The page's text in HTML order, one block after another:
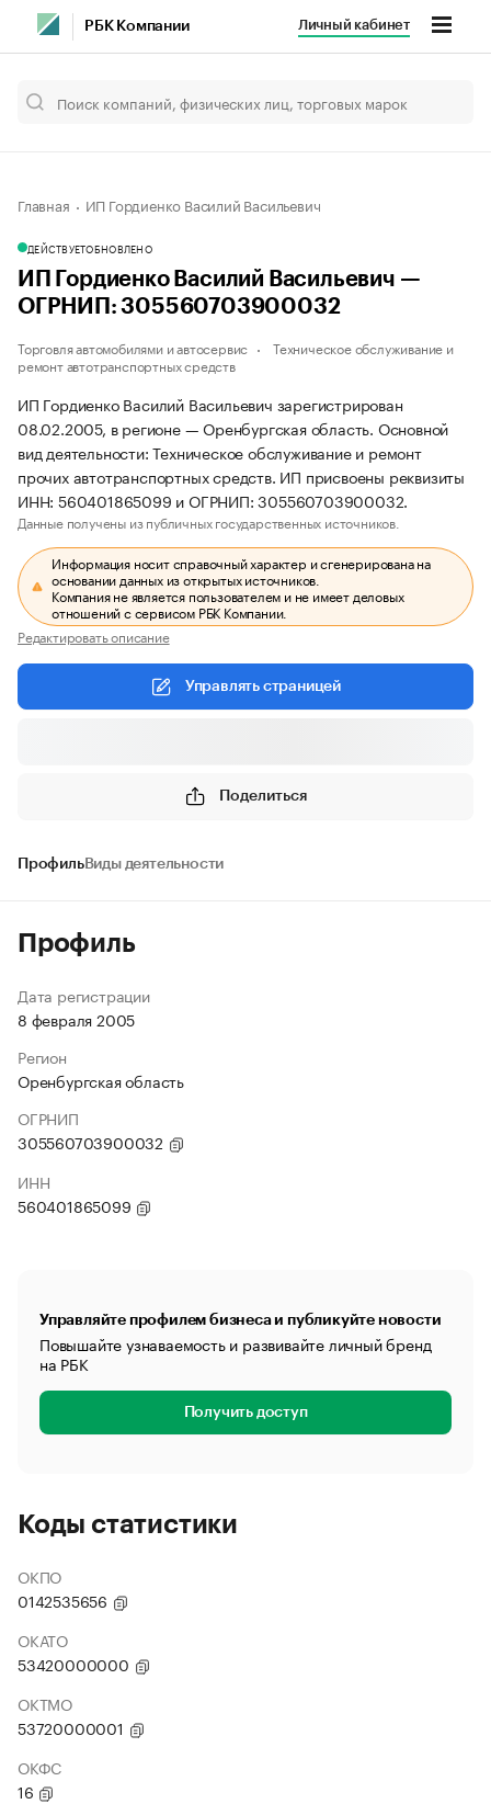
РБК Компании Личный кабинет
Главная ИП Гордиенко Василий Васильевич
ДЕЙСТВУЕТОБНОВЛЕНО
ИП Гордиенко Василий Васильевич —
ОГРНИП: 305560703900032
Торговля автомобилями и автосервис
Техническое обслуживание и
ремонт автотранспортных средств
ИП Гордиенко Василий Васильевич зарегистрирован
08.02.2005, в регионе — Оренбургская область. Основной
вид деятельности: Техническое обслуживание и ремонт
прочих автотранспортных средств. ИП присвоены реквизиты
ИНН: 560401865099 и ОГРНИП: 305560703900032.
Данные получены из публичных государственных источников.
Информация носит справочный характер и сгенерирована на
основании данных из открытых источников.
Компания не является пользователем и не имеет деловых
отношений с сервисом РБК Компании.
Редактировать описание
Управлять страницей
Поделиться
ПрофильВиды деятельности
Профиль
Дата регистрации
8 февраля 2005
Регион
Оренбургская область
ОГРНИП
305560703900032
ИНН
560401865099
Управляйте профилем бизнеса и публикуйте новости
Повышайте узнаваемость и развивайте личный бренд
на РБК
Получить доступ
Коды статистики
ОКПО
0142535656
ОКАТО
53420000000
ОКТМО
53720000001
ОКФС
16